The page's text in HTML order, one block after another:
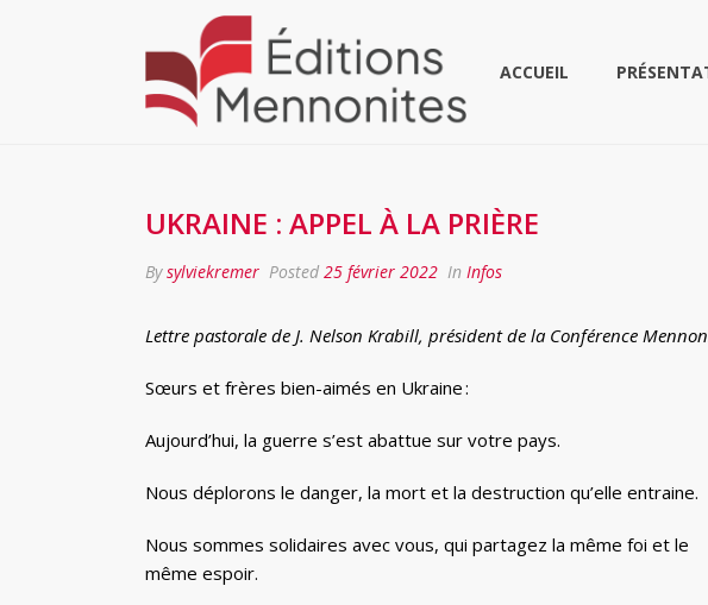
ACCUEIL
UKRAINE : APPEL À LA PRIÈRE
Bysylviekremer Posted 25 février 2022 In Infos
Lettre pastorale de J. Nelson Krabill, président de la Conférence
Sœurs et frères bien-aimés en Ukraine :
Aujourd’hui, la guerre s’est abattue sur votre pays.
Nous déplorons le danger, la mort et la destruction qu’elle entraine.
Nous sommes solidaires avec vous, qui partagez la même foi et le
même espoir.